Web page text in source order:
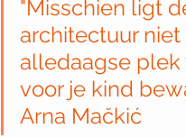
"Misschien ligt
architectuur
alledaagse plek
voor je kind
Arna Mačkić